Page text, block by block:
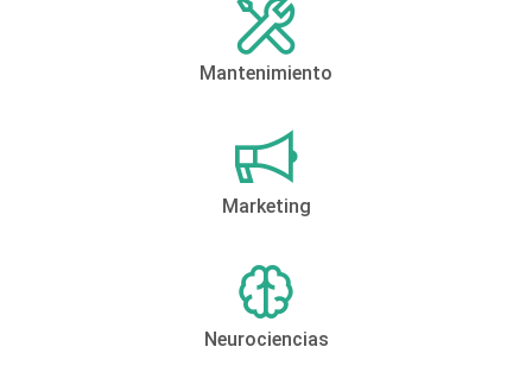
Mantenimiento
Marketing
Neurociencias